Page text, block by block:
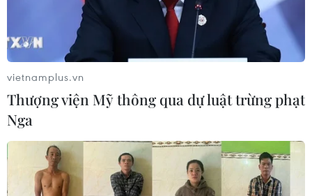
Iran đề xuất thành lập liên minh an
ninh giữa các nước Hồi giáo trong
khu vực
04/08/2026 03:21
trước khi mở lại Eo biển Hormuz?
03/08/2026 16:12
vietnamplus.vn
Thượng viện Mỹ thông qua dự luật trừng phạt
Nga